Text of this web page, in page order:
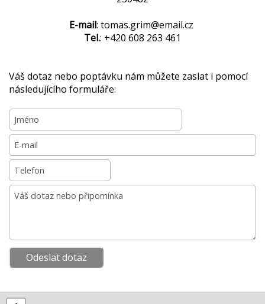
E-mail: tomas.grim@email.cz
Tel.: +420 608 263 461
Váš dotaz nebo poptávku nám můžete zaslat i pomocí
následujícího formuláře: